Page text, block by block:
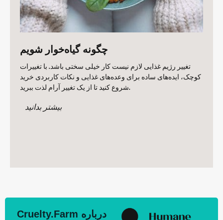
چگونه گیاه‌خوار شویم
تغییر رژیم غذایی لازم نیست کار خیلی سختی باشد. با تغییرات
کوچک، ایده‌های ساده برای وعده‌های غذایی و نکات کاربردی خرید
شروع کنید تا از یک تغییر آرام لذت ببرید.
بیشتر بدانید
درباره Cruelty.Farm